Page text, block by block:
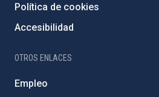
Política de cookies
Accesibilidad
OTROS ENLACES
Empleo